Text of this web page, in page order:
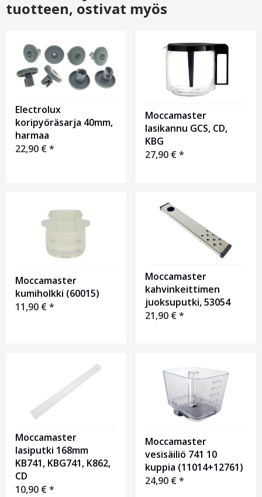
tuotteen, ostivat myös
Electrolux
koripyöräsarja 40mm,
harmaa
22,90 €*
Moccamaster
lasikannu GCS, CD,
KBG
27,90 €*
Moccamaster
kumiholkki (60015)
11,90 €*
Moccamaster
kahvinkeittimen
juoksuputki, 53054
21,90 €*
Moccamaster
lasiputki 168mm
KB741, KBG741, K862,
CD
10,90 €*
Moccamaster
vesisäiliö 741 10
kuppia (11014+12761)
24,90 €*